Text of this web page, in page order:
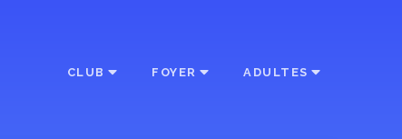
CLUB FOYER ADULTES